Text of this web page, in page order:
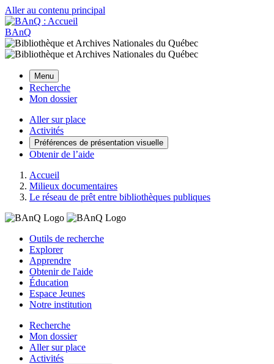
Aller au contenu principal
BAnQ
Menu
Recherche
Mon dossier
Aller sur place
Activités
Préférences de présentation visuelle
Obtenir de l’aide
Accueil
Milieux documentaires
Le réseau de prêt entre bibliothèques publiques
Outils de recherche
Explorer
Apprendre
Obtenir de l'aide
Éducation
Espace Jeunes
Notre institution
Recherche
Mon dossier
Aller sur place
Activités